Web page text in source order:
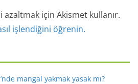
için Akismet kullanır.
işlendiğini öğrenin.
mangal yakmak yasak mı?